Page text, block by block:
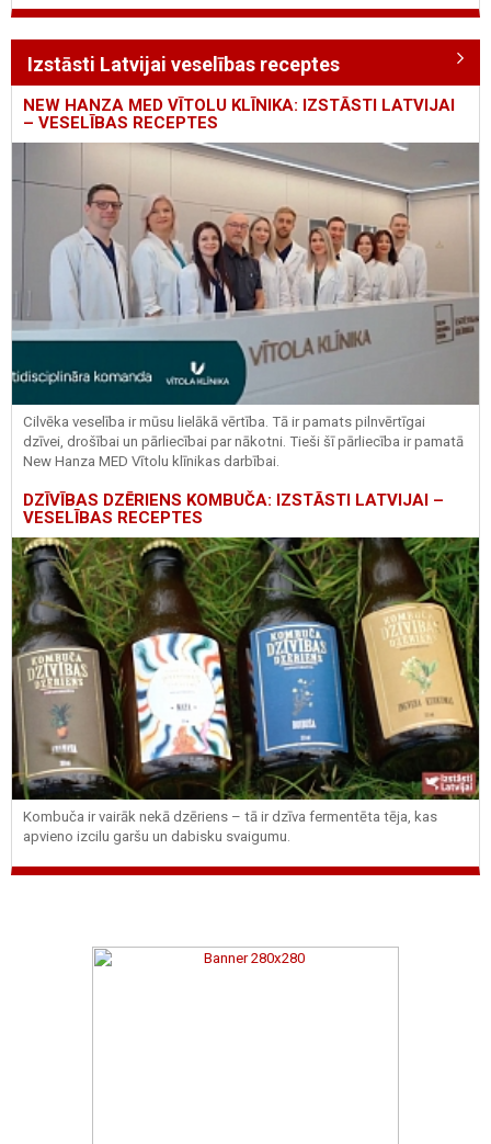
Izstāsti Latvijai veselības receptes
NEW HANZA MED VĪTOLU KLĪNIKA: IZSTĀSTI LATVIJAI
– VESELĪBAS RECEPTES
Cilvēka veselība ir mūsu lielākā vērtība. Tā ir pamats pilnvērtīgai
dzīvei, drošībai un pārliecībai par nākotni. Tieši šī pārliecība ir pamatā
New Hanza MED Vītolu klīnikas darbībai.
DZĪVĪBAS DZĒRIENS KOMBUČA: IZSTĀSTI LATVIJAI –
VESELĪBAS RECEPTES
Kombuča ir vairāk nekā dzēriens – tā ir dzīva fermentēta tēja, kas
apvieno izcilu garšu un dabisku svaigumu.